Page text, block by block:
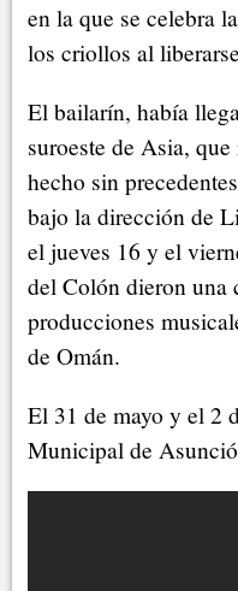
en la que se celebra
los criollos al
El bailarín, había
suroeste de Asia,
hecho sin
bajo la dirección de
el jueves 16 y el
del Colón dieron una
producciones
de Omán.
El 31 de mayo y el 2
Municipal de